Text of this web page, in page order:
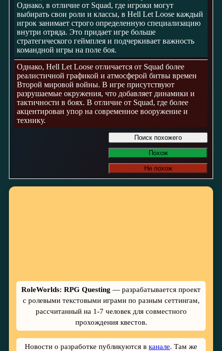
Однако, в отличие от Squad, где игроки могут
выбирать свои роли и классы, в Hell Let Loose каждый
игрок занимает строго определенную специализацию
внутри отряда. Это придает игре больше
стратегического геймплея и подчеркивает важность
командной игры на поле боя.
Однако, Hell Let Loose отличается от Squad более
реалистичной графикой и атмосферой битвы времен
Второй мировой войны. В игре присутствуют
разрушаемые окружения, что добавляет динамики и
тактичности в боях. В отличие от Squad, где более
акцентирован упор на современное вооружение и
технику.
Поиск похожего
Похож
Не похож
RoleWorlds: RPG Questing — разрабатывается проект
с ролевыми текстовыми играми по разным сеттингам,
рассчитанный на 1-7 человек для совместного
прохождения квестов.
Новости о разработке публикуются в канале. Там же